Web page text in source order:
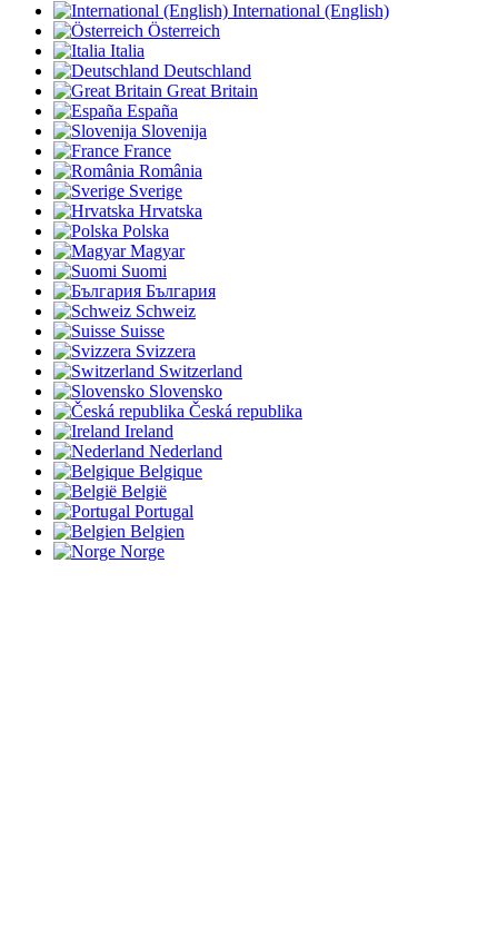
International (English)
Österreich
Italia
Deutschland
Great Britain
España
Slovenija
France
România
Sverige
Hrvatska
Polska
Magyar
Suomi
България
Schweiz
Suisse
Svizzera
Switzerland
Slovensko
Česká republika
Ireland
Nederland
Belgique
België
Portugal
Belgien
Norge